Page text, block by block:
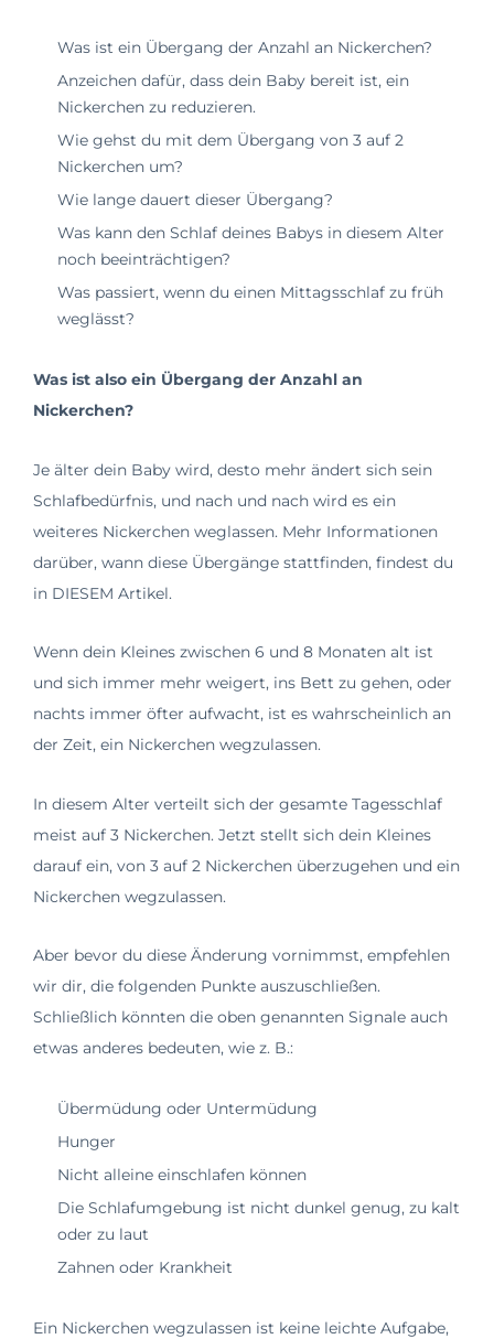
Was ist ein Übergang der Anzahl an Nickerchen?
Anzeichen dafür, dass dein Baby bereit ist, ein
Nickerchen zu reduzieren.
Wie gehst du mit dem Übergang von 3 auf 2
Nickerchen um?
Wie lange dauert dieser Übergang?
Was kann den Schlaf deines Babys in diesem Alter
noch beeinträchtigen?
Was passiert, wenn du einen Mittagsschlaf zu früh
weglässt?
Was ist also ein Übergang der Anzahl an
Nickerchen?
Je älter dein Baby wird, desto mehr ändert sich sein
Schlafbedürfnis, und nach und nach wird es ein
weiteres Nickerchen weglassen. Mehr Informationen
darüber, wann diese Übergänge stattfinden, findest du
in DIESEM Artikel.
Wenn dein Kleines zwischen 6 und 8 Monaten alt ist
und sich immer mehr weigert, ins Bett zu gehen, oder
nachts immer öfter aufwacht, ist es wahrscheinlich an
der Zeit, ein Nickerchen wegzulassen.
In diesem Alter verteilt sich der gesamte Tagesschlaf
meist auf 3 Nickerchen. Jetzt stellt sich dein Kleines
darauf ein, von 3 auf 2 Nickerchen überzugehen und ein
Nickerchen wegzulassen.
Aber bevor du diese Änderung vornimmst, empfehlen
wir dir, die folgenden Punkte auszuschließen.
Schließlich könnten die oben genannten Signale auch
etwas anderes bedeuten, wie z. B.:
Übermüdung oder Untermüdung
Hunger
Nicht alleine einschlafen können
Die Schlafumgebung ist nicht dunkel genug, zu kalt
oder zu laut
Zahnen oder Krankheit
Ein Nickerchen wegzulassen ist keine leichte Aufgabe,